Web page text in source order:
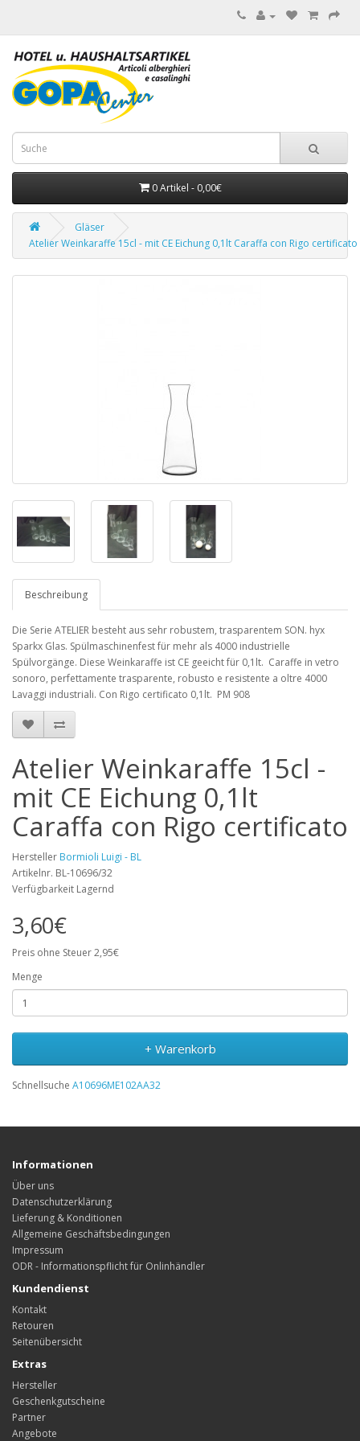
0 Artikel - 0,00€
Gläser
Atelier Weinkaraffe 15cl - mit CE Eichung 0,1lt Caraffa con Rigo certificato
Beschreibung
Die Serie ATELIER besteht aus sehr robustem, trasparentem SON. hyx
Sparkx Glas. Spülmaschinenfest für mehr als 4000 industrielle
Spülvorgänge. Diese Weinkaraffe ist CE geeicht für 0,1lt. Caraffe in vetro
sonoro, perfettamente trasparente, robusto e resistente a oltre 4000
Lavaggi industriali. Con Rigo certificato 0,1lt. PM 908
Atelier Weinkaraffe 15cl -
mit CE Eichung 0,1lt
Caraffa con Rigo certificato
Hersteller Bormioli Luigi - BL
Artikelnr. BL-10696/32
Verfügbarkeit Lagernd
3,60€
Preis ohne Steuer 2,95€
Menge
+ Warenkorb
Schnellsuche A10696ME102AA32
Informationen
Über uns
Datenschutzerklärung
Lieferung & Konditionen
Allgemeine Geschäftsbedingungen
Impressum
ODR - Informationspflicht für Onlinhändler
Kundendienst
Kontakt
Retouren
Seitenübersicht
Extras
Hersteller
Geschenkgutscheine
Partner
Angebote